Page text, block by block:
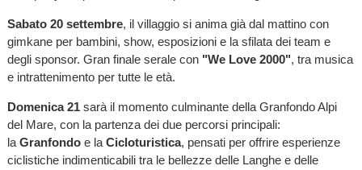
Sabato 20 settembre, il villaggio si anima già dal mattino con
gimkane per bambini, show, esposizioni e la sfilata dei team e
degli sponsor. Gran finale serale con "We Love 2000", tra musica
e intrattenimento per tutte le età.
Domenica 21sarà il momento culminante della Granfondo Alpi
del Mare, con la partenza dei due percorsi principali:
la Granfondoe la Cicloturistica, pensati per offrire esperienze
ciclistiche indimenticabili tra le bellezze delle Langhe e delle